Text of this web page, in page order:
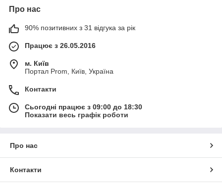
Про нас
90% позитивних з 31 відгука за рік
Працює з 26.05.2016
м. Київ
Портал Prom, Київ, Україна
Контакти
Сьогодні працює з 09:00 до 18:30
Показати весь графік роботи
Про нас
Контакти